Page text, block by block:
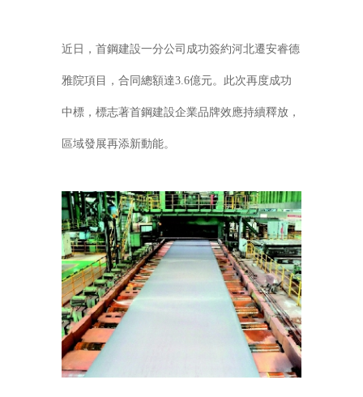
近日，首鋼建設一分公司成功簽約河北遷安睿德
雅院項目，合同總額達3.6億元。此次再度成功
中標，標志著首鋼建設企業品牌效應持續釋放，
區域發展再添新動能。